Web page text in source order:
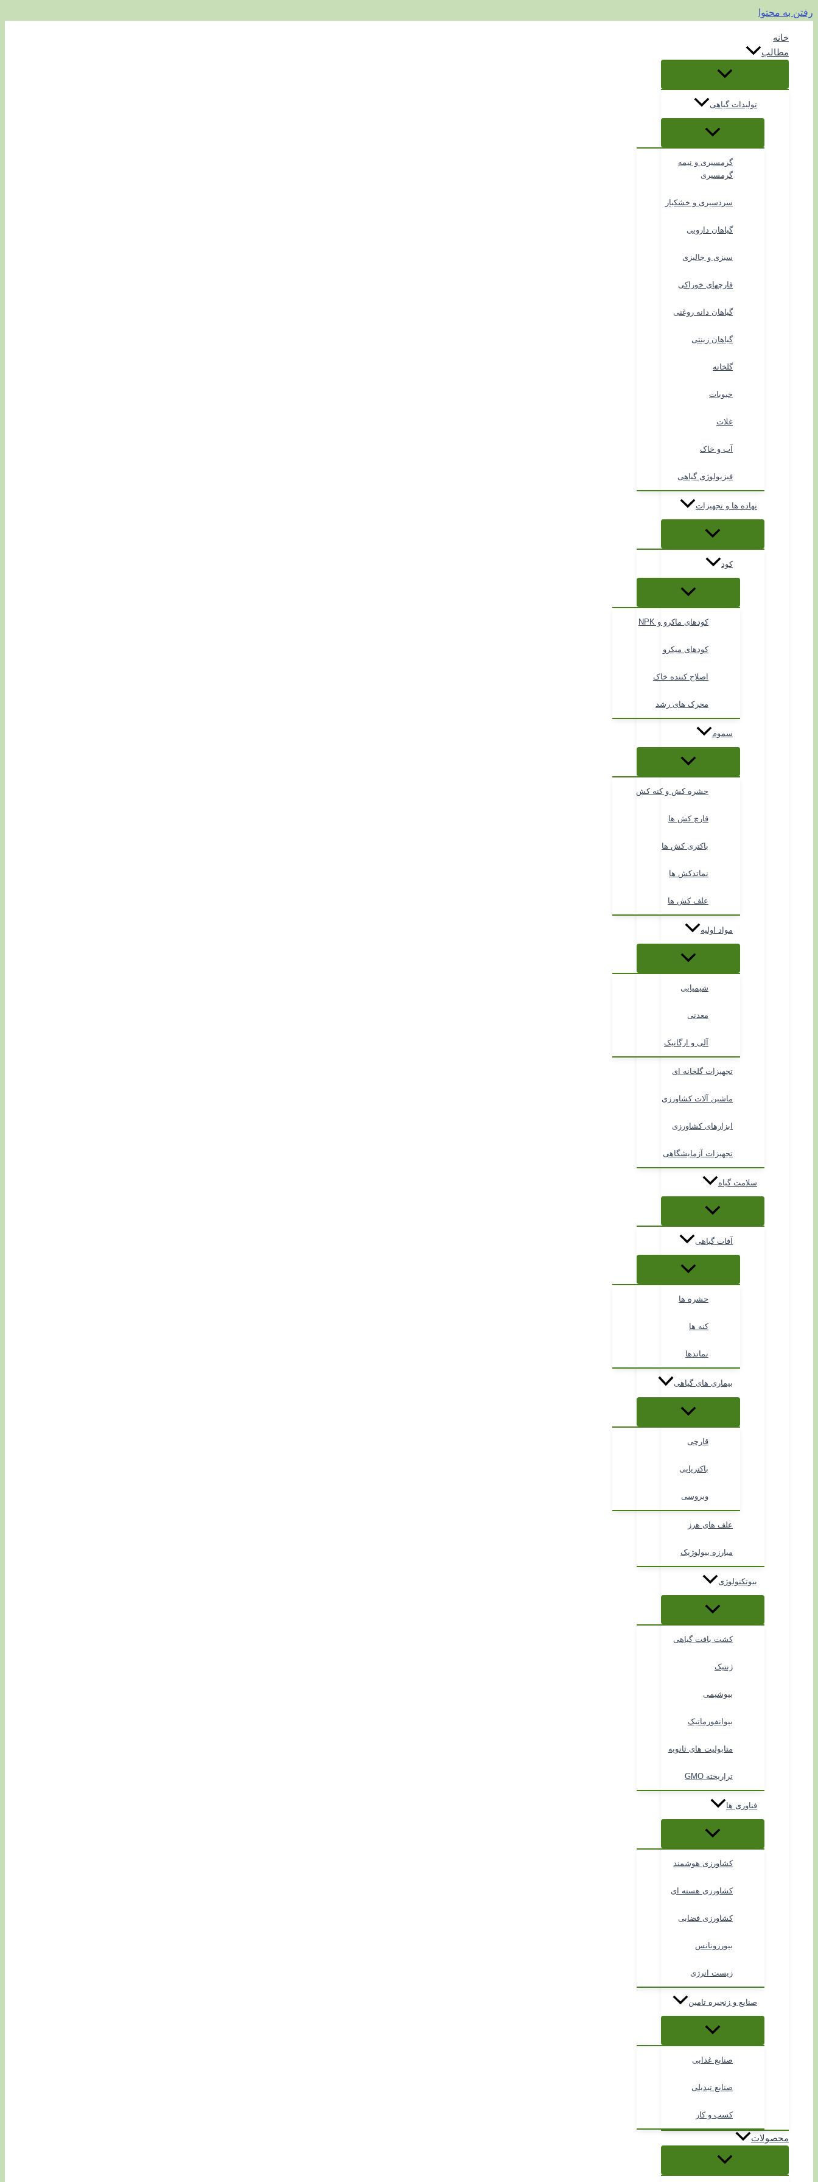
رفتن به محتوا
خانه
مطالب
تولیدات گیاهی
گرمسیری و نیمه
گرمسیری
سردسیری و خشکبار
گیاهان دارویی
سبزی و جالیزی
قارچهای خوراکی
گیاهان دانه روغنی
گیاهان زینتی
گلخانه
حبوبات
غلات
آب و خاک
فیزیولوژی گیاهی
نهاده ها و تجهیزات
کود
کودهای ماکرو و NPK
کودهای میکرو
اصلاح کننده خاک
محرک های رشد
سموم
حشره کش و کنه کش
قارچ کش ها
باکتری کش ها
نماتدکش ها
علف کش ها
مواد اولیه
شیمیایی
معدنی
آلی و ارگانیک
تجهیزات گلخانه ای
ماشین آلات کشاورزی
ابزارهای کشاورزی
تجهیزات آزمایشگاهی
سلامت گیاه
آفات گیاهی
حشره ها
کنه ها
نماتدها
بیماری های گیاهی
قارچی
باکتریایی
ویروسی
علف های هرز
مبارزه بیولوژیک
بیوتکنولوژی
کشت بافت گیاهی
ژنتیک
بیوشیمی
بیوانفورماتیک
متابولیت های ثانویه
تراریخته GMO
فناوری ها
کشاورزی هوشمند
کشاورزی هسته ای
کشاورزی فضایی
بیورزونانس
زیست انرژی
صنایع و زنجیره تامین
صنایع غذایی
صنایع تبدیلی
کسب و کار
محصولات